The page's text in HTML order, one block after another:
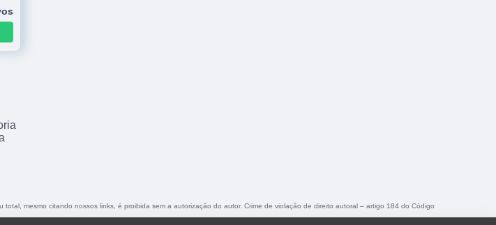
mesmo citando nossos links, é proibida sem a autorização do autor. Crime de violação de direito autoral – artigo 184 do Código